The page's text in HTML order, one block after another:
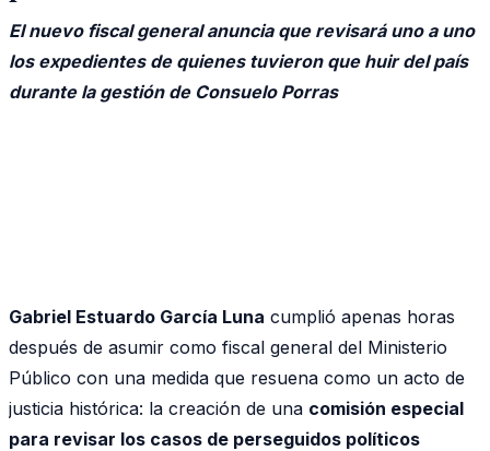
El nuevo fiscal general anuncia que revisará uno a uno
los expedientes de quienes tuvieron que huir del país
durante la gestión de Consuelo Porras
Gabriel Estuardo García Luna cumplió apenas horas
después de asumir como fiscal general del Ministerio
Público con una medida que resuena como un acto de
justicia histórica: la creación de una comisión especial
para revisar los casos de perseguidos políticos